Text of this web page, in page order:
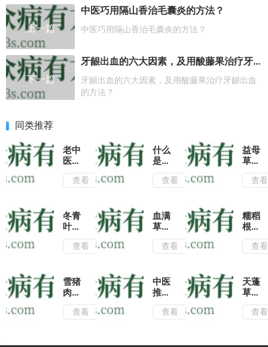
上一篇
中医巧用隔山香治毛囊炎的方法？
中医巧用隔山香治毛囊炎的方法？
下一篇
牙龈出血的六大因素，及用酸藤果治疗牙龈出血的方法？
牙龈出血的六大因素，及用酸藤果治疗牙龈出血
的方法？
同类推荐
老中
医推
荐三
个治
良的
偏方
查看
什么
是肺
心
草?
草的
这几
种用
法治
调有
很好
用!
查看
益母
草搭
配蜂
蜜泡
有润
肺止
咳的
帮助
肝脏
哦!
查看
冬青
叶不
仅是
很好
物，
入药
还能
治疗
查看
血满
草虽
是中
医常
药,
但气
味难
闻,
查看
糯稻
根的
功效
与作
额?
除了
常见
的消
查看
雪猪
肉怎
么做
查看
中医
推
荐:
用铁
查看
天蓬
草有
哪些
查看